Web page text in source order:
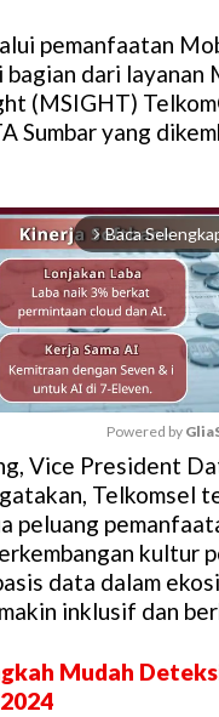
pemanfaatan
bagian dari layanan
(MSIGHT)
Sumbar yang
arrow_forward_ios Baca
M
u
t
e
Powered by
Vice President
Telkomsel
peluang
kultur
data dalam
inklusif dan
Mudah